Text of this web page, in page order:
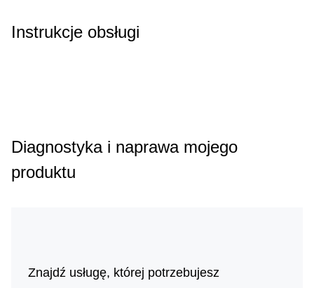
Instrukcje obsługi
Diagnostyka i naprawa mojego
produktu
Znajdź usługę, której potrzebujesz